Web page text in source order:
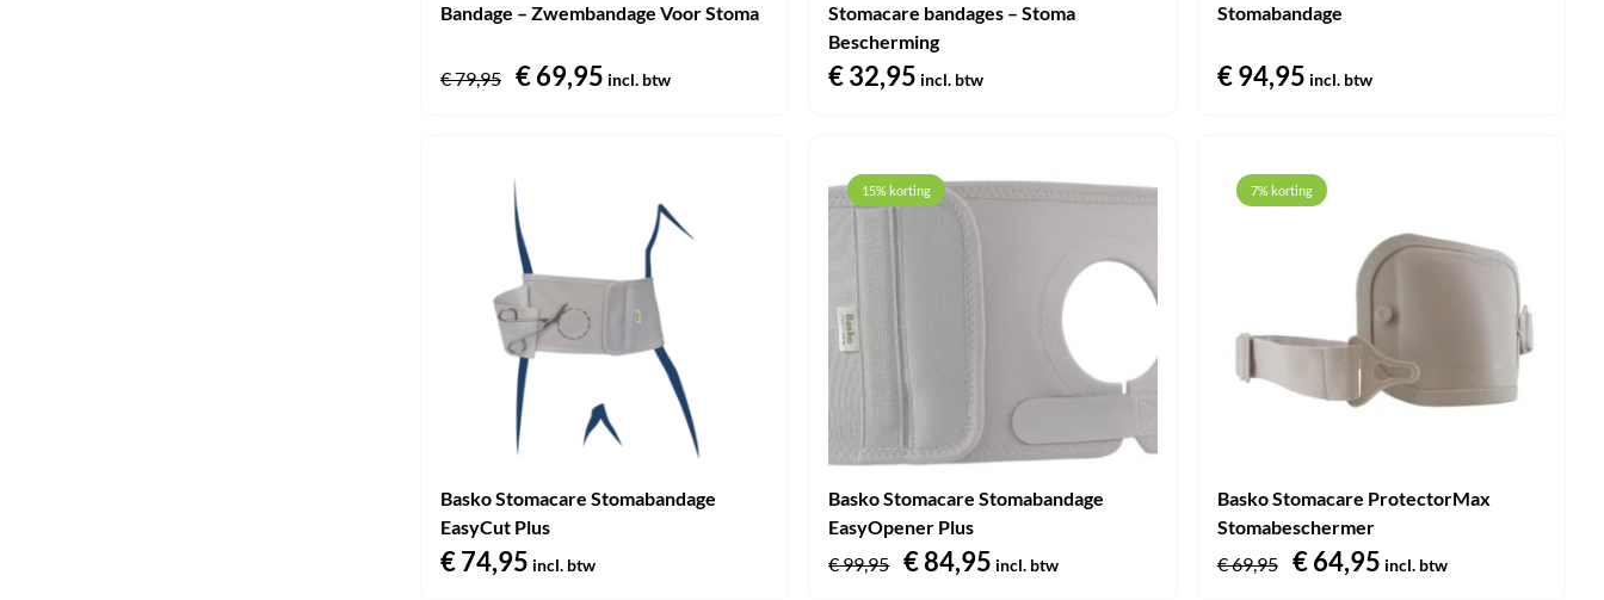
Bandage – Zwembandage Voor Stoma
€79,95
Oorspronkelijke
€ 79,95.
€69,95Huidige
incl. btw
Stomacare bandages – Stoma
Bescherming
€32,95 incl. btw
Stomabandage
€94,95 incl. btw
Basko Stomacare Stomabandage
EasyCut Plus
€74,95 incl. btw
15% korting
Basko Stomacare Stomabandage
EasyOpener Plus
€99,95
Oorspronkelijke
€84,95Huidige
incl. btw
7% korting
Basko Stomacare ProtectorMax
Stomabeschermer
€69,95
Oorspronkelijke
€64,95Huidige
incl. btw